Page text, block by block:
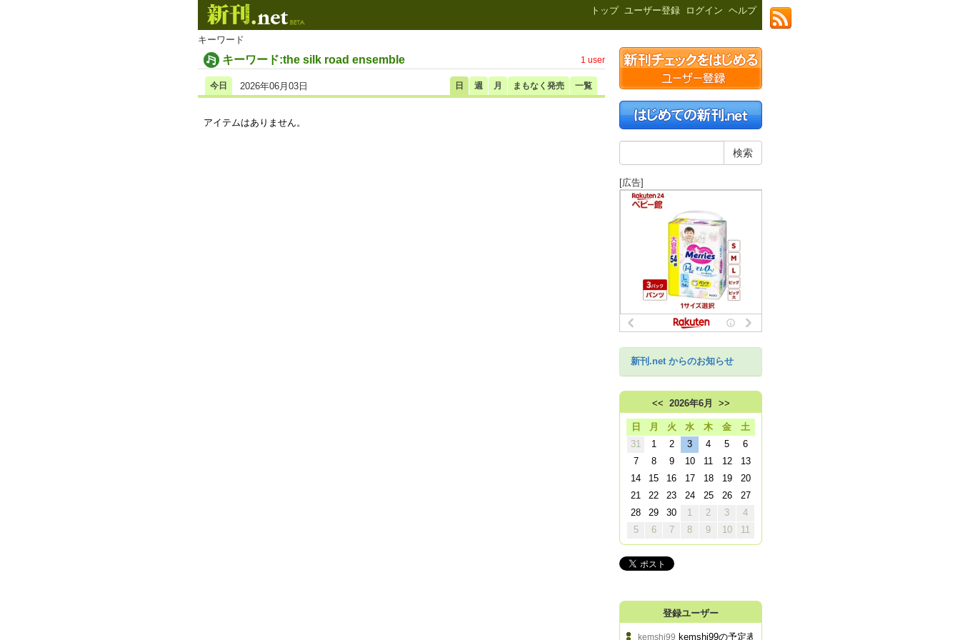
トップ ユーザー登録 ログイン ヘルプ
キーワード
キーワード:the silk road ensemble 1 user
日 週 月 まもなく発売 一覧
今日 2026年06月03日
アイテムはありません。
[広告]
新刊.net からのお知らせ
<< 2026年6月 >>
日 月 火 水 木 金
土
31
1 2 3 4 5
6
7
8 9 10 11 12
13
14
15 16 17 18 19
20
21
22 23 24 25 26
27
28
29 30 1 2 3
4
5
6 7 8 9 10 11
登録ユーザー
kemshi99 kemshi99の予定表